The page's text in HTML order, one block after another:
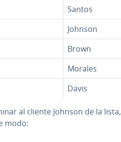
Santos
Johnson
Brown
Morales
Davis
al cliente Johnson de la
modo: